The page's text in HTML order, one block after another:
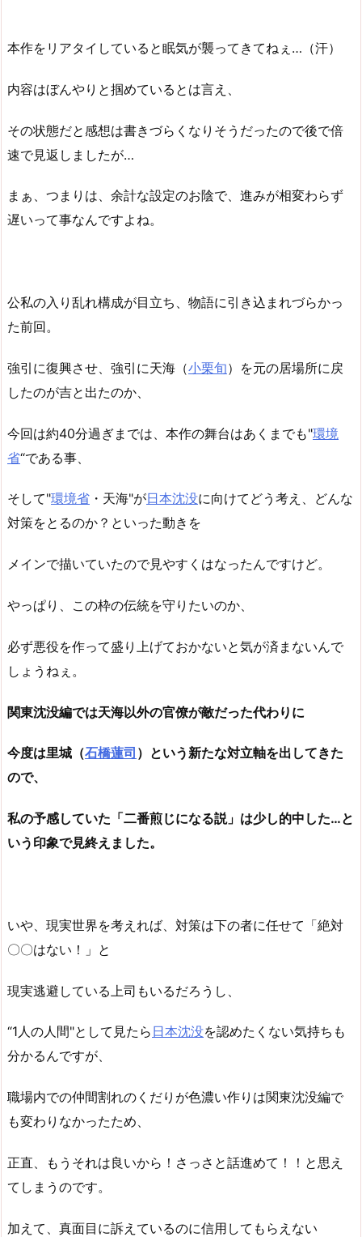
本作をリアタイしていると眠気が襲ってきてねぇ…（汗）
内容はぼんやりと掴めているとは言え、
その状態だと感想は書きづらくなりそうだったので後で倍
速で見返しましたが…
まぁ、つまりは、余計な設定のお陰で、進みが相変わらず
遅いって事なんですよね。
公私の入り乱れ構成が目立ち、物語に引き込まれづらかっ
た前回。
強引に復興させ、強引に天海（小栗旬）を元の居場所に戻
したのが吉と出たのか、
今回は約40分過ぎまでは、本作の舞台はあくまでも"環境
省“である事、
そして"環境省 ・天海"が日本沈没に向けてどう考え、どんな
対策をとるのか？といった動きを
メインで描いていたので見やすくはなったんですけど。
やっぱり、この枠の伝統を守りたいのか、
必ず悪役を作って盛り上げておかないと気が済まないんで
しょうねぇ。
関東沈没編では天海以外の官僚が敵だった代わりに
今度は里城（石橋蓮司 ）という新たな対立軸を出してきた
ので、
私の予感していた「二番煎じになる説」は少し的中した…と
いう印象で見終えました。
いや、現実世界を考えれば、対策は下の者に任せて「絶対
〇〇はない！」と
現実逃避している上司もいるだろうし、
“1人の人間"として見たら 日本沈没を認めたくない気持ちも
分かるんですが、
職場内での仲間割れのくだりが色濃い作りは関東沈没編で
も変わりなかったため、
正直、もうそれは良いから！さっさと話進めて！！と思え
てしまうのです。
加えて、真面目に訴えているのに信用してもらえない